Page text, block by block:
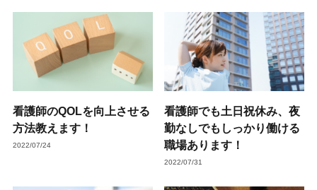
看護師のQOLを向上させる
方法教えます！
2022/07/24
看護師でも土日祝休み、夜
勤なしでもしっかり働ける
職場あります！
2022/07/31